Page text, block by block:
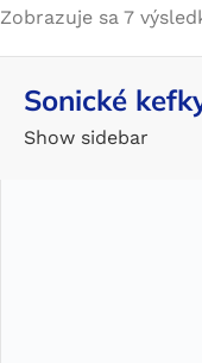
Zobrazuje sa 7
Sonické
Show sidebar